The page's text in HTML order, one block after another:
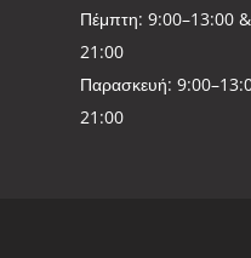
Πέμπτη: 9:00–13:00
21:00
Παρασκευή:
21:00